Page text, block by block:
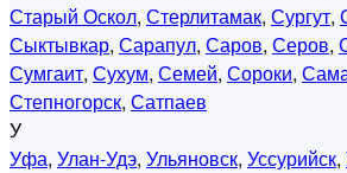
Старый Оскол, Стерлитамак, Сургут,
Сыктывкар, Сарапул, Саров, Серов,
Сумгаит, Сухум, Семей, Сороки,
Степногорск, Сатпаев
У
Уфа, Улан-Удэ, Ульяновск, Уссурийск,